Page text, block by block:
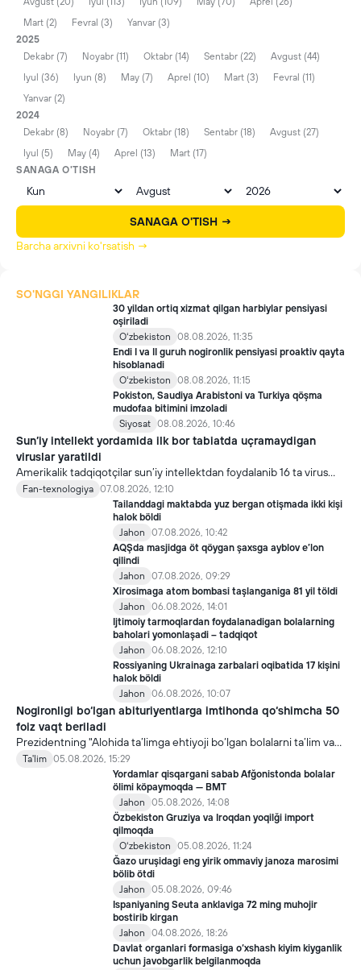
Mart (2)
Fevral (3)
Yanvar (3)
2025
Dekabr (7)
Noyabr (11) Oktabr (14) Sentabr (22)
Avgust (44)
Iyul (36)
Iyun (8) May (7) Aprel (10) Mart (3)
Fevral (11)
Yanvar (2)
2024
Dekabr (8)
Noyabr (7) Oktabr (18) Sentabr (18)
Avgust (27)
Iyul (5)
May (4) Aprel (13)
Mart (17)
SANAGA O'TISH
SANAGA O'TISH →
Barcha arxivni ko'rsatish →
SO'NGGI YANGILIKLAR
30 yildan ortiq xizmat qilgan harbiylar pensiyasi
oşiriladi
Oʻzbekiston
08.08.2026, 11:35
Endi I va II guruh nogironlik pensiyasi proaktiv qayta
hisoblanadi
Oʻzbekiston
08.08.2026, 11:15
Pokiston, Saudiya Arabistoni va Turkiya qöşma
mudofaa bitimini imzoladi
Siyosat 08.08.2026, 10:46
Sun’iy intellekt yordamida ilk bor tabiatda uçramaydigan
viruslar yaratildi
Amerikalik tadqiqotçilar sun’iy intellektdan foydalanib 16 ta virus
yaratdi. Bu kaşfiyot yangi yutuqlarga umid uyğotiş bilan birga,
undan notöğri maqsadda foydalaniliş borasidagi xavotirlarni ham
Fan-texnologiya 07.08.2026, 12:10
Tailanddagi maktabda yuz bergan otişmada ikki kişi
halok böldi
Jahon
07.08.2026, 10:42
AQŞda masjidga öt qöygan şaxsga ayblov e’lon
qilindi
Jahon
07.08.2026, 09:29
Xirosimaga atom bombasi taşlanganiga 81 yil töldi
Jahon
06.08.2026, 14:01
Ijtimoiy tarmoqlardan foydalanadigan bolalarning
baholari yomonlaşadi – tadqiqot
Jahon
06.08.2026, 12:10
Rossiyaning Ukrainaga zarbalari oqibatida 17 kişini
halok böldi
Jahon
06.08.2026, 10:07
Nogironligi bo‘lgan abituriyentlarga imtihonda qo‘shimcha 50
foiz vaqt beriladi
Prezidentning "Alohida ta’limga ehtiyoji bo‘lgan bolalarni ta’lim va
ijtimoiy xizmatlar bilan qamrab olish tizimini takomillashtirish
bo‘yicha qo‘shimcha chora-tadbirlar to‘g‘risida"gi qarori bilan
inklyuziv ta’lim sohasida qator yangi mexanizmlar joriy etilmoqda.
Ta'lim 05.08.2026, 15:29
Yordamlar qisqargani sabab Afğonistonda bolalar
ölimi köpaymoqda — BMT
Jahon
05.08.2026, 14:08
Özbekiston Gruziya va Iroqdan yoqilği import
qilmoqda
Oʻzbekiston
05.08.2026, 11:24
Ğazo uruşidagi eng yirik ommaviy janoza marosimi
bölib ötdi
Jahon
05.08.2026, 09:46
Ispaniyaning Seuta anklaviga 72 ming muhojir
bostirib kirgan
Jahon
04.08.2026, 18:26
Davlat organlari formasiga o‘xshash kiyim kiyganlik
uchun javobgarlik belgilanmoqda